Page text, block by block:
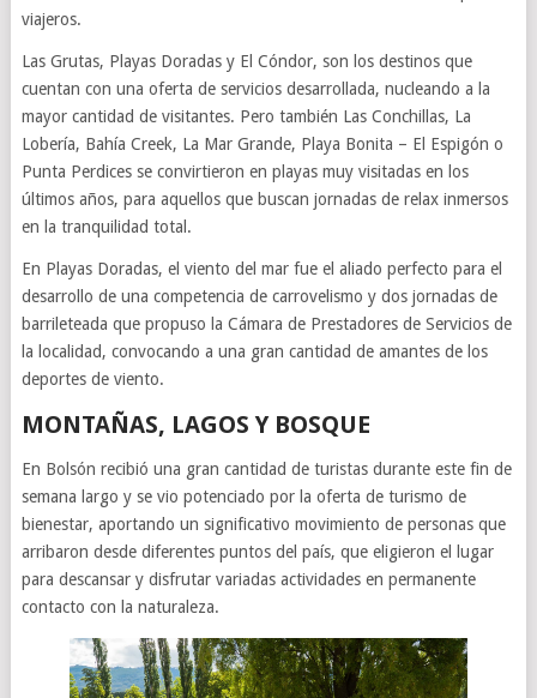
viajeros.
Las Grutas, Playas Doradas y El Cóndor, son los destinos que
cuentan con una oferta de servicios desarrollada, nucleando a la
mayor cantidad de visitantes. Pero también Las Conchillas, La
Lobería, Bahía Creek, La Mar Grande, Playa Bonita – El Espigón o
Punta Perdices se convirtieron en playas muy visitadas en los
últimos años, para aquellos que buscan jornadas de relax inmersos
en la tranquilidad total.
En Playas Doradas, el viento del mar fue el aliado perfecto para el
desarrollo de una competencia de carrovelismo y dos jornadas de
barrileteada que propuso la Cámara de Prestadores de Servicios de
la localidad, convocando a una gran cantidad de amantes de los
deportes de viento.
MONTAÑAS, LAGOS Y BOSQUE
En Bolsón recibió una gran cantidad de turistas durante este fin de
semana largo y se vio potenciado por la oferta de turismo de
bienestar, aportando un significativo movimiento de personas que
arribaron desde diferentes puntos del país, que eligieron el lugar
para descansar y disfrutar variadas actividades en permanente
contacto con la naturaleza.